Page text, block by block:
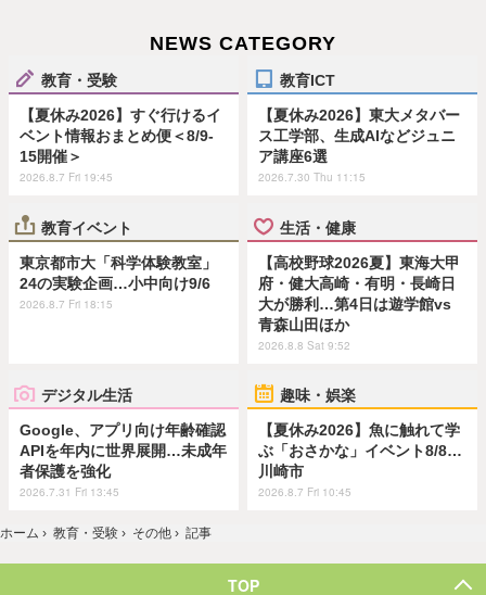
NEWS CATEGORY
教育・受験
【夏休み2026】すぐ行けるイ
ベント情報おまとめ便＜8/9-
15開催＞
2026.8.7 Fri 19:45
教育ICT
【夏休み2026】東大メタバー
ス工学部、生成AIなどジュニ
ア講座6選
2026.7.30 Thu 11:15
教育イベント
東京都市大「科学体験教室」
24の実験企画…小中向け9/6
2026.8.7 Fri 18:15
生活・健康
【高校野球2026夏】東海大甲
府・健大高崎・有明・長崎日
大が勝利…第4日は遊学館vs
青森山田ほか
2026.8.8 Sat 9:52
デジタル生活
Google、アプリ向け年齢確認
APIを年内に世界展開…未成年
者保護を強化
2026.7.31 Fri 13:45
趣味・娯楽
【夏休み2026】魚に触れて学
ぶ「おさかな」イベント8/8…
川崎市
2026.8.7 Fri 10:45
ホーム › 教育・受験 › その他 › 記事
TOP